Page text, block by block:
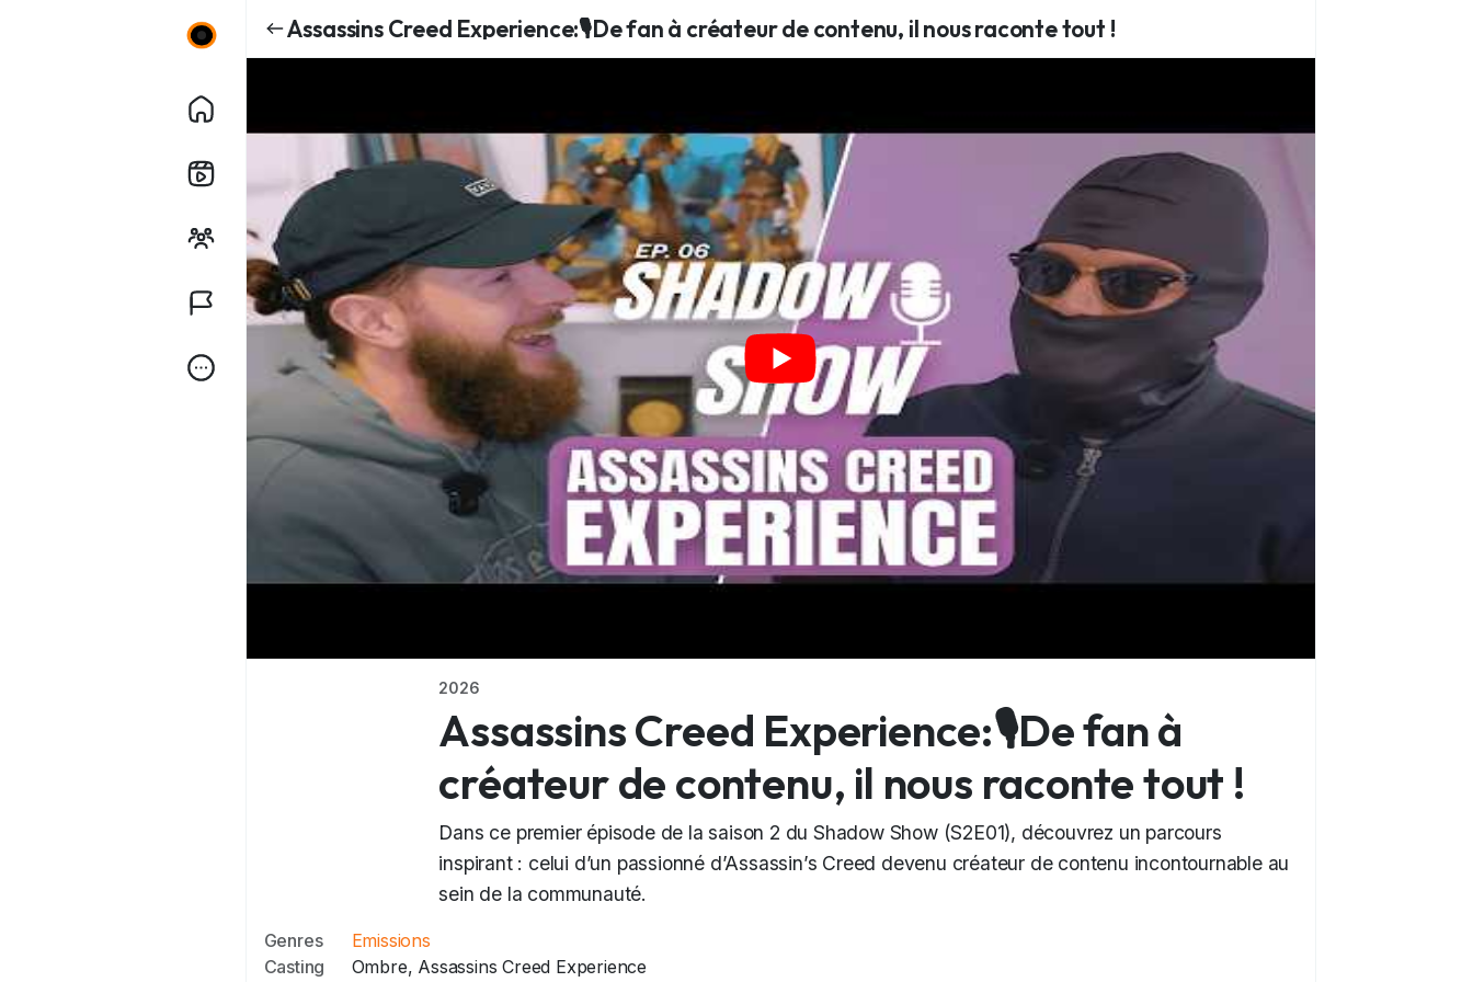
Assassins Creed Experience:🎙️De fan à créateur de contenu, il nous raconte tout !
2026
Assassins Creed Experience:🎙️De fan à
créateur de contenu, il nous raconte tout !
Dans ce premier épisode de la saison 2 du Shadow Show (S2E01), découvrez un parcours
inspirant : celui d’un passionné d’Assassin’s Creed devenu créateur de contenu incontournable au
sein de la communauté.
Genres
Emissions
Casting
Ombre, Assassins Creed Experience